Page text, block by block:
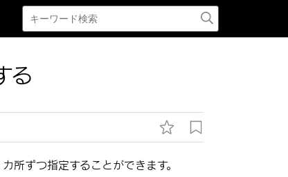
る
所ずつ指定することができます。